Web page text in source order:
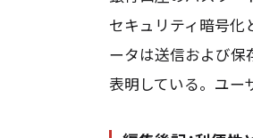
セキュリティ暗号
ータは送信および保
表明している。ユー